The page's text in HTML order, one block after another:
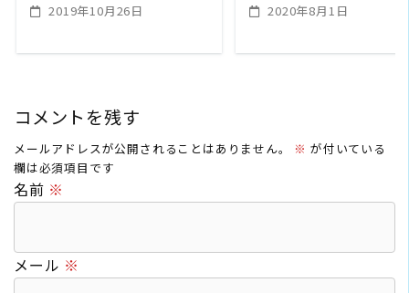
2019年10月26日 2020年8月1日
コメントを残す
メールアドレスが公開されることはありません。 ※ が付いている
欄は必須項目です
名前 ※
メール ※